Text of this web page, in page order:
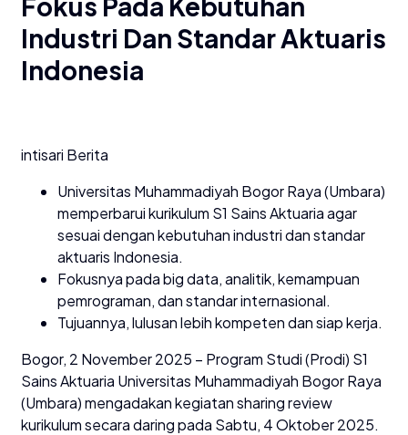
Industri Dan Standar Aktuaris
Indonesia
intisari Berita
Universitas Muhammadiyah Bogor Raya (Umbara)
memperbarui kurikulum S1 Sains Aktuaria agar
sesuai dengan kebutuhan industri dan standar
aktuaris Indonesia.
Fokusnya pada big data, analitik, kemampuan
pemrograman, dan standar internasional.
Tujuannya, lulusan lebih kompeten dan siap kerja.
Bogor, 2 November 2025 – Program Studi (Prodi) S1
Sains Aktuaria Universitas Muhammadiyah Bogor Raya
(Umbara) mengadakan kegiatan sharing review
kurikulum secara daring pada Sabtu, 4 Oktober 2025.